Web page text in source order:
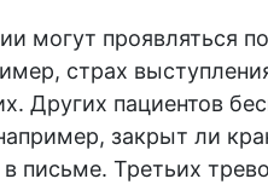
могут проявляться
страх
Других пациентов
закрыт ли
в письме. Третьих